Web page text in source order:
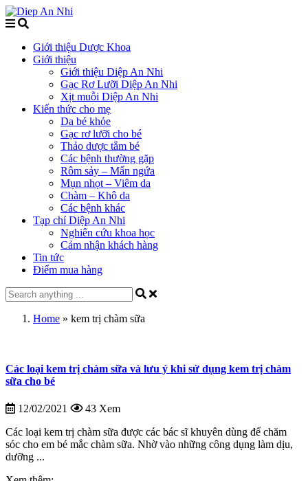
Giới thiệu Dược Khoa
Giới thiệu
Giới thiệu Diệp An Nhi
Gạc Rơ Lưỡi Diệp An Nhi
Xịt muỗi Diệp An Nhi
Kiến thức cho mẹ
Da bé khỏe
Gạc rơ lưỡi cho bé
Thảo dược tắm bé
Các bệnh thường gặp
Rôm sảy – Mẩn ngứa
Mụn nhọt – Viêm da
Chàm – Khô da
Các bệnh khác
Tạp chí Diệp An Nhi
Nghiên cứu khoa học
Cảm nhận khách hàng
Tin tức
Điểm mua hàng
Home » kem trị chàm sữa
Các loại kem trị chàm sữa và lưu ý khi sử dụng kem trị chàm
sữa cho bé
12/02/2021 43 Xem
Các loại kem trị chàm sữa được các bác sĩ khuyên dùng để chăm
sóc cho em bé mắc chàm sữa. Nhờ vào những công dụng làm dịu,
dưỡng ...